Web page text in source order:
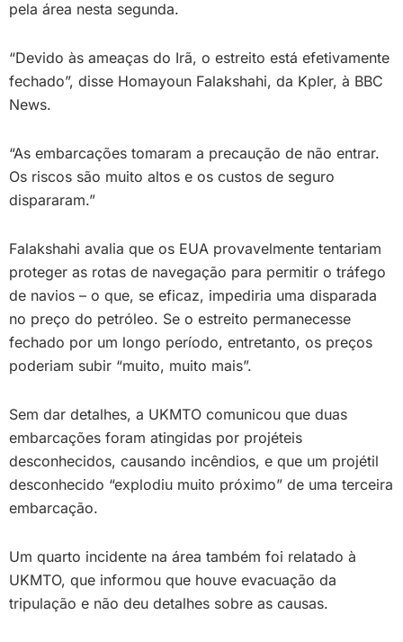
pela área nesta segunda.
“Devido às ameaças do Irã, o estreito está efetivamente
fechado”, disse Homayoun Falakshahi, da Kpler, à BBC
News.
“As embarcações tomaram a precaução de não entrar.
Os riscos são muito altos e os custos de seguro
dispararam.”
Falakshahi avalia que os EUA provavelmente tentariam
proteger as rotas de navegação para permitir o tráfego
de navios – o que, se eficaz, impediria uma disparada
no preço do petróleo. Se o estreito permanecesse
fechado por um longo período, entretanto, os preços
poderiam subir “muito, muito mais”.
Sem dar detalhes, a UKMTO comunicou que duas
embarcações foram atingidas por projéteis
desconhecidos, causando incêndios, e que um projétil
desconhecido “explodiu muito próximo” de uma terceira
embarcação.
Um quarto incidente na área também foi relatado à
UKMTO, que informou que houve evacuação da
tripulação e não deu detalhes sobre as causas.